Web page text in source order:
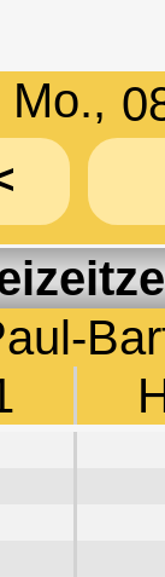
Mo.,